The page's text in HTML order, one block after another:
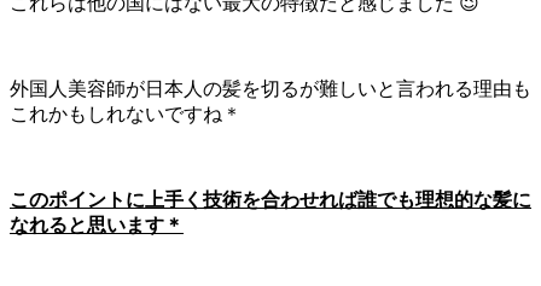
外国人美容師が日本人の髪を切るが難しいと言われる理由も
これかもしれないですね＊
このポイントに上手く技術を合わせれば誰でも理想的な髪に
なれると思います＊